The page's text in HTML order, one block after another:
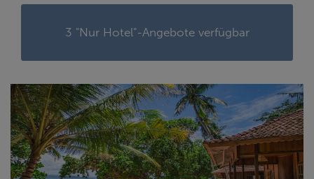
3 "Nur Hotel"-Angebote verfügbar